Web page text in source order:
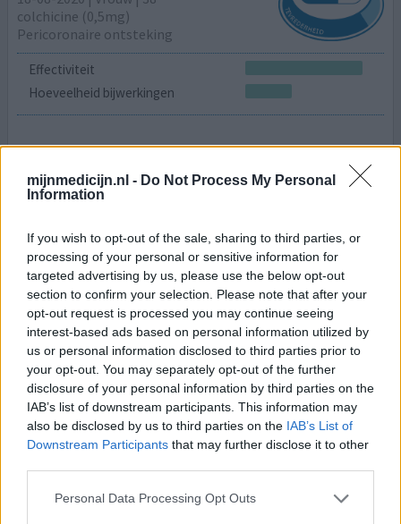
mijnmedicijn.nl - Do Not Process My Personal
Information
If you wish to opt-out of the sale, sharing to third parties, or
processing of your personal or sensitive information for
targeted advertising by us, please use the below opt-out
section to confirm your selection. Please note that after your
opt-out request is processed you may continue seeing
interest-based ads based on personal information utilized by
us or personal information disclosed to third parties prior to
your opt-out. You may separately opt-out of the further
disclosure of your personal information by third parties on the
IAB’s list of downstream participants. This information may
also be disclosed by us to third parties on the IAB’s List of
Downstream Participants that may further disclose it to other
Personal Data Processing Opt Outs
colchicine (0,5mg)
Pericoronaire ontsteking
Effectiviteit
Hoeveelheid bijwerkingen
geef mening 0 reacties
Colchicine
04-02-2020 | Vrouw | 39
colchicine (0,5mg)
Niet in de lijst
Effectiviteit
Hoeveelheid bijwerkingen
Familiaire mediterrane koorts (FMF) is een ziekte die
wordt gekenmerkt door hevige koortsperiodes. FMF valt
onder de auto-inflammatoire aandoeningen.